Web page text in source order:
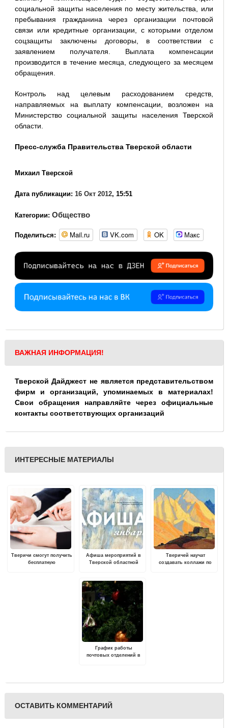
социальной защиты населения по месту жительства, или
пребывания гражданина через организации почтовой
связи или кредитные организации, с которыми отделом
соцзащиты заключены договоры, в соответствии с
заявлением получателя. Выплата компенсации
производится в течение месяца, следующего за месяцем
обращения.
Контроль над целевым расходованием средств,
направляемых на выплату компенсации, возложен на
Министерство социальной защиты населения Тверской
области.
Пресс-служба Правительства Тверской области
Михаил Тверской
Дата публикации: 16 Окт 2012, 15:51
Категории: Общество
Поделиться: Mail.ru VK.com OK Макс
ВАЖНАЯ ИНФОРМАЦИЯ!
Тверской Дайджест не является представительством
фирм и организаций, упоминаемых в материалах!
Свои обращения направляйте через официальные
контакты соответствующих организаций
ИНТЕРЕСНЫЕ МАТЕРИАЛЫ
Тверичи смогут получить
бесплатную
Афиша мероприятий в
Тверской областной
Тверичей научат
создавать коллажи по
График работы
почтовых отделений в
ОСТАВИТЬ КОММЕНТАРИЙ